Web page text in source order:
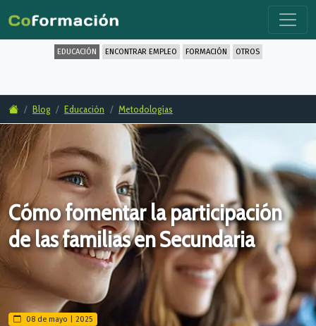
EDUCACIÓN ENCONTRAR EMPLEO FORMACIÓN OTROS
Blog Educación Metodologías
Cómo fomentar la participación
de las familias en Secundaria
08 de mayo | 2025